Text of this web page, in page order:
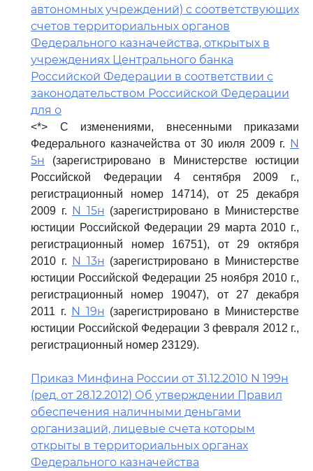
автономных учреждений) с соответствующих
счетов территориальных органов
Федерального казначейства, открытых в
учреждениях Центрального банка
Российской Федерации в соответствии с
законодательством Российской Федерации
для о
<*> С изменениями, внесенными приказами
Федерального казначейства от 30 июля 2009 г. N
5н (зарегистрировано в Министерстве юстиции
Российской Федерации 4 сентября 2009 г.,
регистрационный номер 14714), от 25 декабря
2009 г. N 15н (зарегистрировано в Министерстве
юстиции Российской Федерации 29 марта 2010 г.,
регистрационный номер 16751), от 29 октября
2010 г. N 13н (зарегистрировано в Министерстве
юстиции Российской Федерации 25 ноября 2010 г.,
регистрационный номер 19047), от 27 декабря
2011 г. N 19н (зарегистрировано в Министерстве
юстиции Российской Федерации 3 февраля 2012 г.,
регистрационный номер 23129).
Приказ Минфина России от 31.12.2010 N 199н
(ред. от 28.12.2012) Об утверждении Правил
обеспечения наличными деньгами
организаций, лицевые счета которым
открыты в территориальных органах
Федерального казначейства